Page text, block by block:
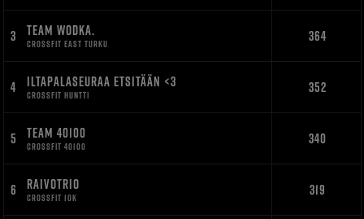
3 TEAM WODKA.
CROSSFIT EAST TURKU 364
4 ILTAPALASEURAA ETSITÄÄN <3
CROSSFIT HUNTTI 352
5 TEAM 40100
CROSSFIT 40100 340
6 RAIVOTRIO
CROSSFIT 10K 319